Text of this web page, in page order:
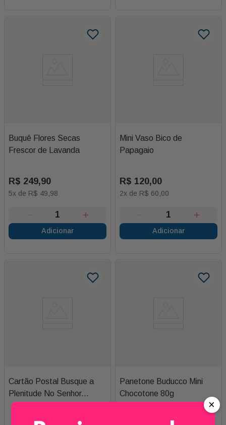
Buquê Flores Secas
Frescor de Lavanda
R$ 249,90
5x de R$ 49,98
Adicionar
Mini Vaso Bico de
Papagaio
R$ 120,00
2x de R$ 60,00
Adicionar
Cartão Postal Busque a
Plenitude No Senhor...
Panetone Buducco Mini
Chocotone 80g
×